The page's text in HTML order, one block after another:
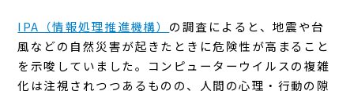
IPA（情報処理推進機構） の調査によると、地震や台
風などの自然災害が起きたときに危険性が高まること
を示唆していました。コンピューターウイルスの複雑
化は注視されつつあるものの、人間の心理・行動の隙